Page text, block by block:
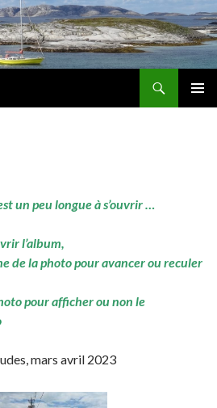
un peu longue à s’ouvrir …
l’album,
de la photo pour avancer ou reculer
pour afficher ou non le
mars avril 2023